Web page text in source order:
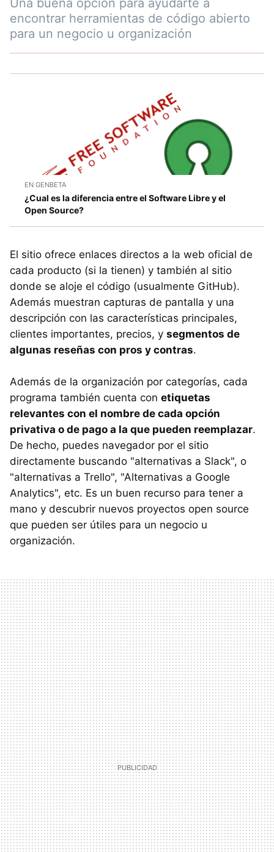
Una buena opción para ayudarte a
encontrar herramientas de código abierto
para un negocio u organización
EN GENBETA
¿Cual es la diferencia entre el Software Libre y el
Open Source?
El sitio ofrece enlaces directos a la web oficial de
cada producto (si la tienen) y también al sitio
donde se aloje el código (usualmente GitHub).
Además muestran capturas de pantalla y una
descripción con las características principales,
clientes importantes, precios, y segmentos de
algunas reseñas con pros y contras.
Además de la organización por categorías, cada
programa también cuenta con etiquetas
relevantes con el nombre de cada opción
privativa o de pago a la que pueden reemplazar.
De hecho, puedes navegador por el sitio
directamente buscando "alternativas a Slack", o
"alternativas a Trello", "Alternativas a Google
Analytics", etc. Es un buen recurso para tener a
mano y descubrir nuevos proyectos open source
que pueden ser útiles para un negocio u
organización.